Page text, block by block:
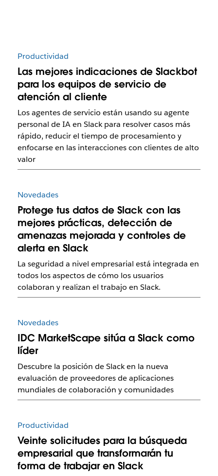
Productividad
Las mejores indicaciones de Slackbot
para los equipos de servicio de
atención al cliente
Los agentes de servicio están usando su agente
personal de IA en Slack para resolver casos más
rápido, reducir el tiempo de procesamiento y
enfocarse en las interacciones con clientes de alto
valor
Novedades
Protege tus datos de Slack con las
mejores prácticas, detección de
amenazas mejorada y controles de
alerta en Slack
La seguridad a nivel empresarial está integrada en
todos los aspectos de cómo los usuarios
colaboran y realizan el trabajo en Slack.
Novedades
IDC MarketScape sitúa a Slack como
líder
Descubre la posición de Slack en la nueva
evaluación de proveedores de aplicaciones
mundiales de colaboración y comunidades
Productividad
Veinte solicitudes para la búsqueda
empresarial que transformarán tu
forma de trabajar en Slack